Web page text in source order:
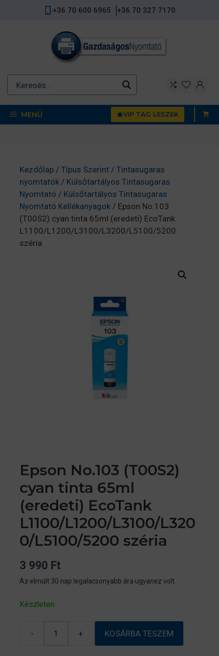
+36 70 600 6965 +36 70 327 7170
MENÜ VIP TAG LESZEK
Kezdőlap / Típus Szerint / Tintasugaras
nyomtatók / Külsőtartályos Tintasugaras
Nyomtató / Külsőtartályos Tintasugaras
Nyomtató Kellékanyagok / Epson No.103
(T00S2) cyan tinta 65ml (eredeti) EcoTank
L1100/L1200/L3100/L3200/L5100/5200
széria
Epson No.103 (T00S2)
cyan tinta 65ml
(eredeti) EcoTank
L1100/L1200/L3100/L320
0/L5100/5200 széria
3 990 Ft
Az elmúlt 30 nap legalacsonyabb ára ugyanez volt.
Készleten
-
Epson
+ KOSÁRBA TESZEM